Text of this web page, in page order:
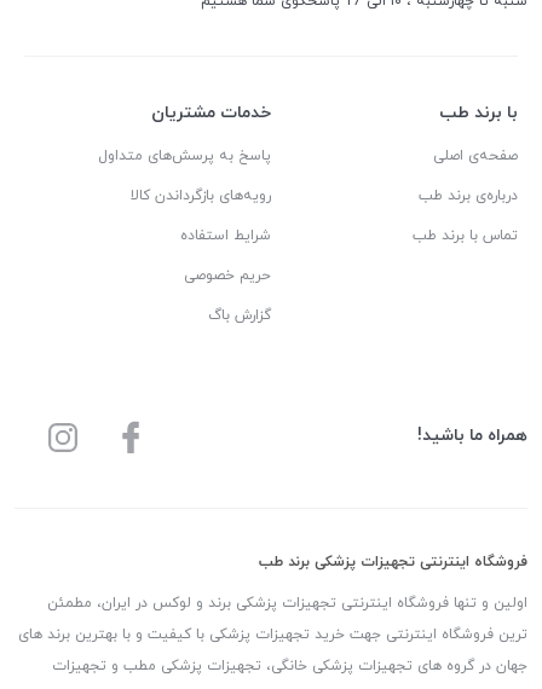
با برند طب
صفحه‌ی اصلی
درباره‌ی برند طب
تماس با برند طب
خدمات مشتریان
پاسخ به پرسش‌های متداول
رویه‌های بازگرداندن کالا
شرایط استفاده
حریم خصوصی
گزارش باگ
همراه ما باشید!
فروشگاه اینترنتی تجهیزات پزشکی برند طب
اولین و تنها فروشگاه اینترنتی تجهیزات پزشکی برند و لوکس در ایران، مطمئن
ترین فروشگاه اینترنتی جهت خرید تجهیزات پزشکی با کیفیت و با بهترین برند های
جهان در گروه های تجهیزات پزشکی خانگی، تجهیزات پزشکی مطب و تجهیزات